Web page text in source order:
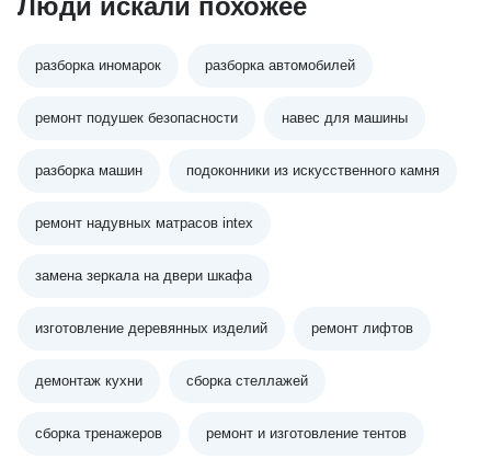
Люди искали похожее
разборка иномарок разборка автомобилей
ремонт подушек безопасности навес для машины
разборка машин подоконники из искусственного камня
ремонт надувных матрасов intex
замена зеркала на двери шкафа
изготовление деревянных изделий ремонт лифтов
демонтаж кухни сборка стеллажей
сборка тренажеров ремонт и изготовление тентов